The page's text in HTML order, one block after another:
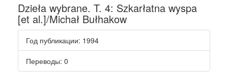
Dzieła wybrane. T. 4: Szkarłatna wyspa
[et al.]/Michał Bułhakow
Год публикации: 1994
Переводы: 0